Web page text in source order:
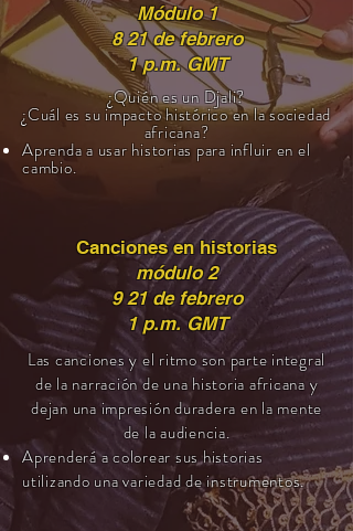
Módulo 1
8 21 de febrero
1 p.m. GMT
¿Quién es un Djali?
¿Cuál es su impacto histórico en la sociedad
africana?
Aprenda a usar historias para influir en el
cambio.
Canciones en historias
módulo 2
9 21 de febrero
1 p.m. GMT
Las canciones y el ritmo son parte integral
de la narración de una historia africana y
dejan una impresión duradera en la mente
de la audiencia.
Aprenderá a colorear sus historias
utilizando una variedad de instrumentos.